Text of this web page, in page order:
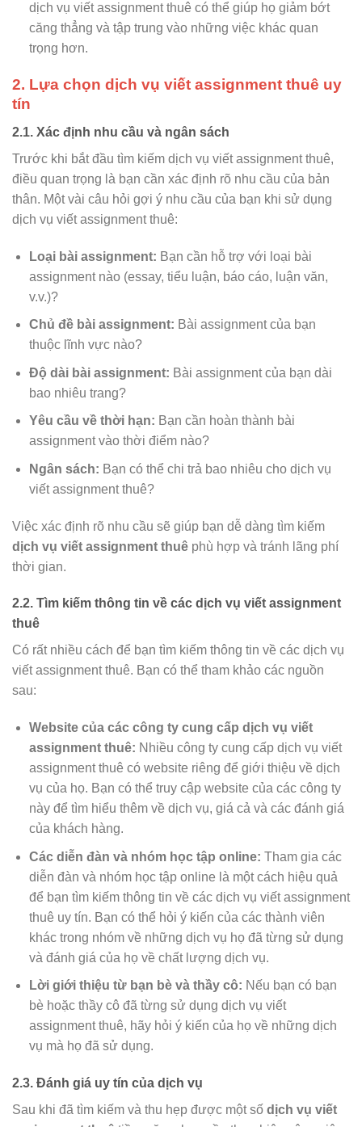
dịch vụ viết assignment thuê có thể giúp họ giảm bớt
căng thẳng và tập trung vào những việc khác quan
trọng hơn.
2. Lựa chọn dịch vụ viết assignment thuê uy
tín
2.1. Xác định nhu cầu và ngân sách
Trước khi bắt đầu tìm kiếm dịch vụ viết assignment thuê,
điều quan trọng là bạn cần xác định rõ nhu cầu của bản
thân. Một vài câu hỏi gợi ý nhu cầu của bạn khi sử dụng
dịch vụ viết assignment thuê:
Loại bài assignment: Bạn cần hỗ trợ với loại bài
assignment nào (essay, tiểu luận, báo cáo, luận văn,
v.v.)?
Chủ đề bài assignment: Bài assignment của bạn
thuộc lĩnh vực nào?
Độ dài bài assignment: Bài assignment của bạn dài
bao nhiêu trang?
Yêu cầu về thời hạn: Bạn cần hoàn thành bài
assignment vào thời điểm nào?
Ngân sách: Bạn có thể chi trả bao nhiêu cho dịch vụ
viết assignment thuê?
Việc xác định rõ nhu cầu sẽ giúp bạn dễ dàng tìm kiếm
dịch vụ viết assignment thuê phù hợp và tránh lãng phí
thời gian.
2.2. Tìm kiếm thông tin về các dịch vụ viết assignment
thuê
Có rất nhiều cách để bạn tìm kiếm thông tin về các dịch vụ
viết assignment thuê. Bạn có thể tham khảo các nguồn
sau:
Website của các công ty cung cấp dịch vụ viết
assignment thuê: Nhiều công ty cung cấp dịch vụ viết
assignment thuê có website riêng để giới thiệu về dịch
vụ của họ. Bạn có thể truy cập website của các công ty
này để tìm hiểu thêm về dịch vụ, giá cả và các đánh giá
của khách hàng.
Các diễn đàn và nhóm học tập online: Tham gia các
diễn đàn và nhóm học tập online là một cách hiệu quả
để bạn tìm kiếm thông tin về các dịch vụ viết assignment
thuê uy tín. Bạn có thể hỏi ý kiến của các thành viên
khác trong nhóm về những dịch vụ họ đã từng sử dụng
và đánh giá của họ về chất lượng dịch vụ.
Lời giới thiệu từ bạn bè và thầy cô: Nếu bạn có bạn
bè hoặc thầy cô đã từng sử dụng dịch vụ viết
assignment thuê, hãy hỏi ý kiến của họ về những dịch
vụ mà họ đã sử dụng.
2.3. Đánh giá uy tín của dịch vụ
Sau khi đã tìm kiếm và thu hẹp được một số dịch vụ viết